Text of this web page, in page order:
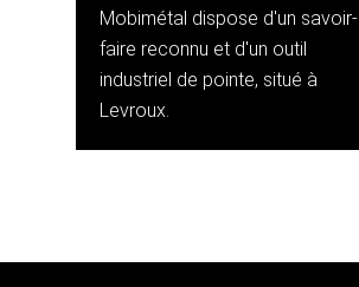
Mobimétal dispose d'un savoir-
faire reconnu et d'un outil
industriel de pointe, situé à
Levroux.